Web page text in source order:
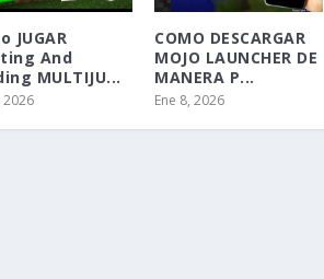
JUGAR
And
MULTIJU...
2026
COMO DESCARGAR
MOJO LAUNCHER DE
MANERA P...
Ene 8, 2026